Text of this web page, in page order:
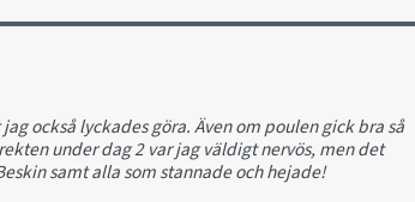
också lyckades göra. Även om poulen gick bra så
under dag 2 var jag väldigt nervös, men det
samt alla som stannade och hejade!